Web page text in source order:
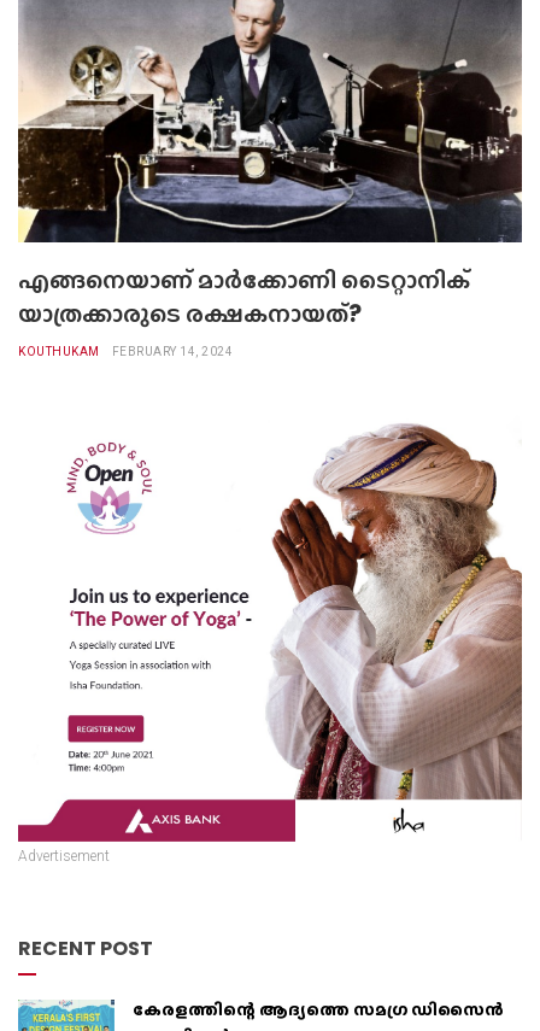
എങ്ങനെയാണ് മാർക്കോണി ടൈറ്റാനിക്
യാത്രക്കാരുടെ രക്ഷകനായത്?
KOUTHUKAM FEBRUARY 14, 2024
Advertisement
RECENT POST
കേരളത്തിന്റെ ആദ്യത്തെ സമഗ്ര ഡിസൈൻ